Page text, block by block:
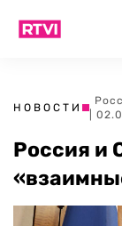
НОВОСТИ
|
Россия и